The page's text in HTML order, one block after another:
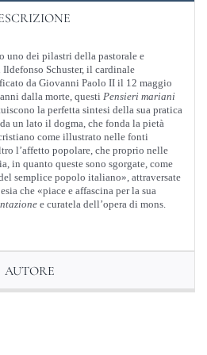
uno dei pilastri della pastorale e
Schuster, il cardinale
da Giovanni Paolo II il 12 maggio
dalla morte, questi Pensieri mariani
la perfetta sintesi della sua pratica
un lato il dogma, che fonda la pietà
come illustrato nelle fonti
l’affetto popolare, che proprio nelle
in quanto queste sono sgorgate, come
semplice popolo italiano», attraversate
che «piace e affascina per la sua
e curatela dell’opera di mons.
AUTORE